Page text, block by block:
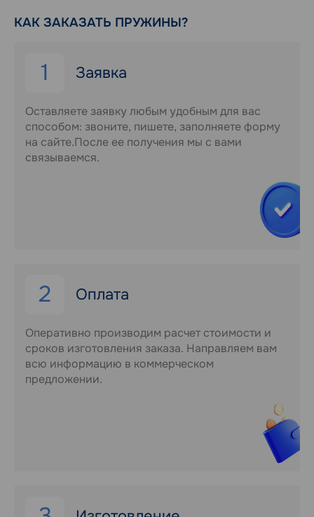
КАК ЗАКАЗАТЬ ПРУЖИНЫ?
1 Заявка
Оставляете заявку любым удобным для вас
способом: звоните, пишете, заполняете форму
на сайте.После ее получения мы с вами
связываемся.
2 Оплата
Оперативно производим расчет стоимости и
сроков изготовления заказа. Направляем вам
всю информацию в коммерческом
предложении.